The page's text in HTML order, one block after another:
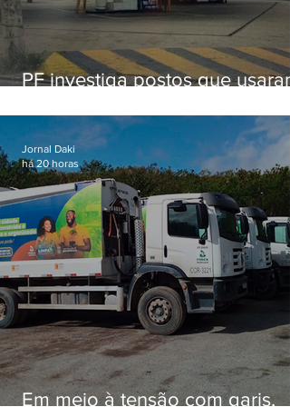
PF investiga postos que usaram
secretário morto em 2020
Em meio à tensão com garis,
Jornal Daki
há 20 horas